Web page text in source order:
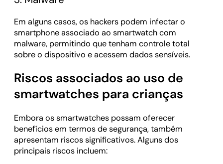
Em alguns casos, os hackers podem infectar o
smartphone associado ao smartwatch com
malware, permitindo que tenham controle total
sobre o dispositivo e acessem dados sensíveis.
Riscos associados ao uso de
smartwatches para crianças
Embora os smartwatches possam oferecer
benefícios em termos de segurança, também
apresentam riscos significativos. Alguns dos
principais riscos incluem: